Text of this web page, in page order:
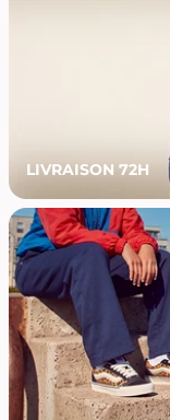
LIVRAISON 72H